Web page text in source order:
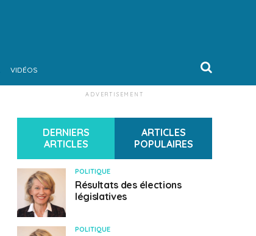
VIDÉOS
ADVERTISEMENT
DERNIERS
ARTICLES
ARTICLES
POPULAIRES
POLITIQUE
Résultats des élections
législatives
POLITIQUE